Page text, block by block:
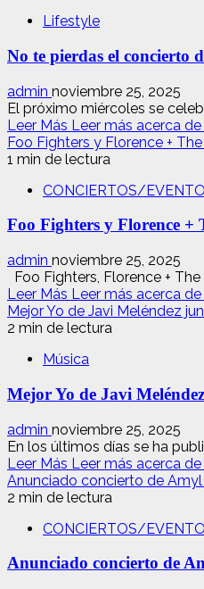
Lifestyle
No te pierdas el concierto
admin noviembre 25, 2025
El próximo miércoles se
Leer Más Leer más acerca
Foo Fighters y Florence +
1 min de lectura
CONCIERTOS/
Foo Fighters y Florence +
admin noviembre 25, 2025
Foo Fighters, Florence +
Leer Más Leer más acerca
Mejor Yo de Javi Meléndez
2 min de lectura
Música
Mejor Yo de Javi
admin noviembre 25, 2025
En los últimos días se ha
Leer Más Leer más acerca
Anunciado concierto de
2 min de lectura
CONCIERTOS/
Anunciado concierto de